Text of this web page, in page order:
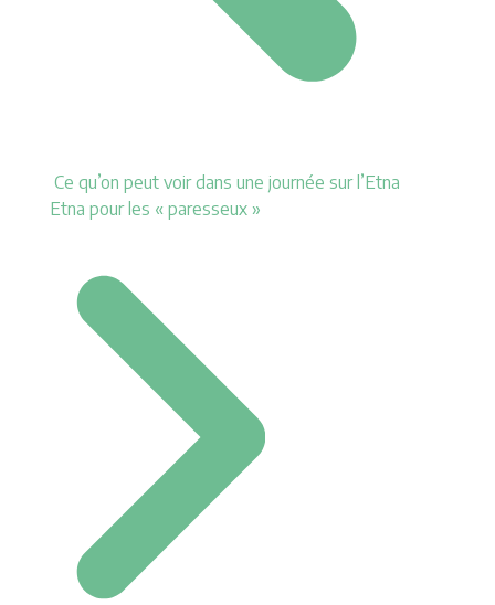
Ce qu’on peut voir dans une journée sur l’Etna
Etna pour les « paresseux »